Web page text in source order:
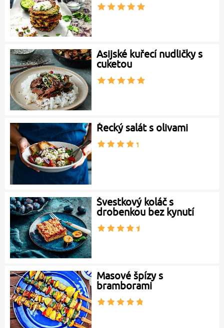
Asijské kuřecí nudličky s
cuketou
Řecký salát s olivami
Švestkový koláč s
drobenkou bez kynutí
Masové špízy s
bramborami